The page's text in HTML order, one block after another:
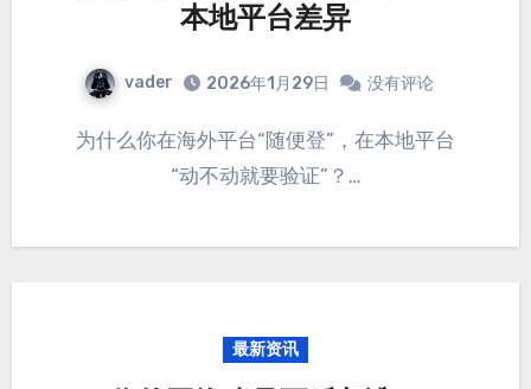
本地平台差异
vader 2026年1月29日 没有评论
为什么你在海外平台“随便登”，在本地平台
“动不动就要验证”？…
最新资讯